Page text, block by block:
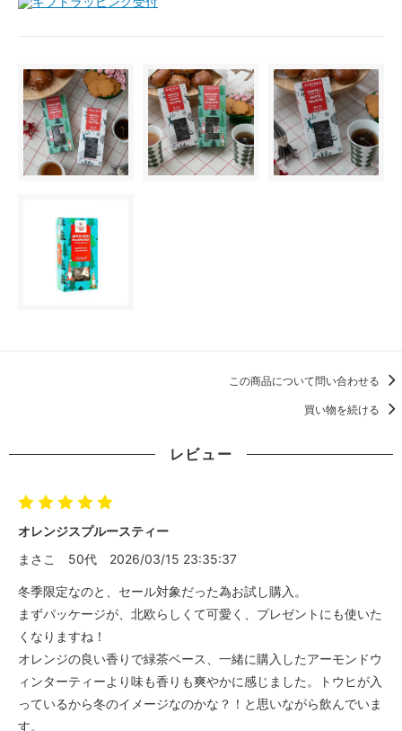
この商品について問い合わせる
買い物を続ける
レビュー
オレンジスプルースティー
まさこ
50代 2026/03/15 23:35:37
冬季限定なのと、セール対象だった為お試し購入。
まずパッケージが、北欧らしくて可愛く、プレゼントにも使いた
くなりますね！
オレンジの良い香りで緑茶ベース、一緒に購入したアーモンドウ
ィンターティーより味も香りも爽やかに感じました。トウヒが入
っているから冬のイメージなのかな？！と思いながら飲んでいま
す。